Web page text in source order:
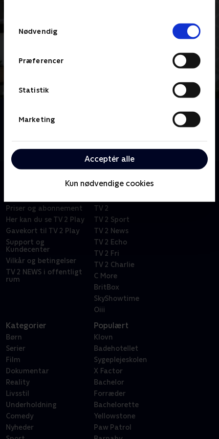
Nødvendig
Præferencer
Statistik
Marketing
Acceptér alle
Kun nødvendige cookies
Se med og få masser af gode tips til drivhuset,
FRI går 'I haven med Anja'.
Priser og abonnement
Her kan du se TV 2 Play
Gavekort til TV 2 Play
Support og
Kundecenter
Vilkår og betingelser
TV 2 NEWS i offentligt
rum
TV 2
TV 2 Sport
TV 2 News
TV 2 Echo
TV 2 Fri
TV 2 Charlie
C More
BritBox
SkyShowtime
Oiii
Kategorier
Børn
Serier
Film
Dokumentar
Reality
Livsstil
Underholdning
Comedy
Nyheder
Populært
Klovn
Badehotellet
Sygeplejeskolen
X Factor
Bachelor
Forræder
Bachelorette
Yellowstone
Paw Patrol